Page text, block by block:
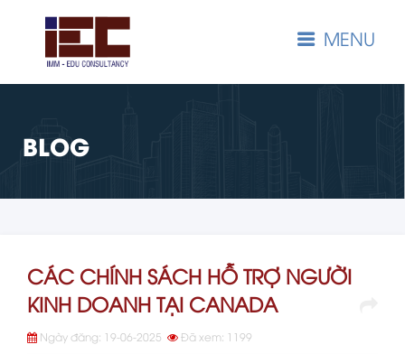
BLOG
CÁC CHÍNH SÁCH HỖ TRỢ NGƯỜI
KINH DOANH TẠI CANADA
Ngày đăng: 19-06-2025 Đã xem: 1199
MENU